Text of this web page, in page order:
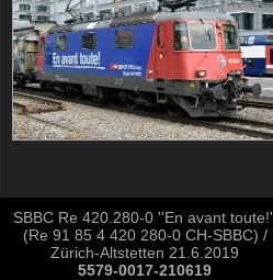
SBBC Re 420.280-0 ''En avant
(Re 91 85 4 420 280-0 CH-SBBC) /
Zürich-Altstetten 21.6.2019
5579-0017-210619